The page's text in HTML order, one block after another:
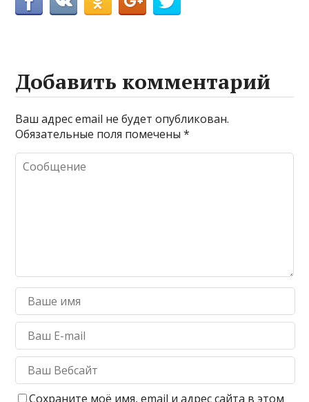
Добавить комментарий
Ваш адрес email не будет опубликован.
Обязательные поля помечены*
Сохраните моё имя, email и адрес сайта в этом